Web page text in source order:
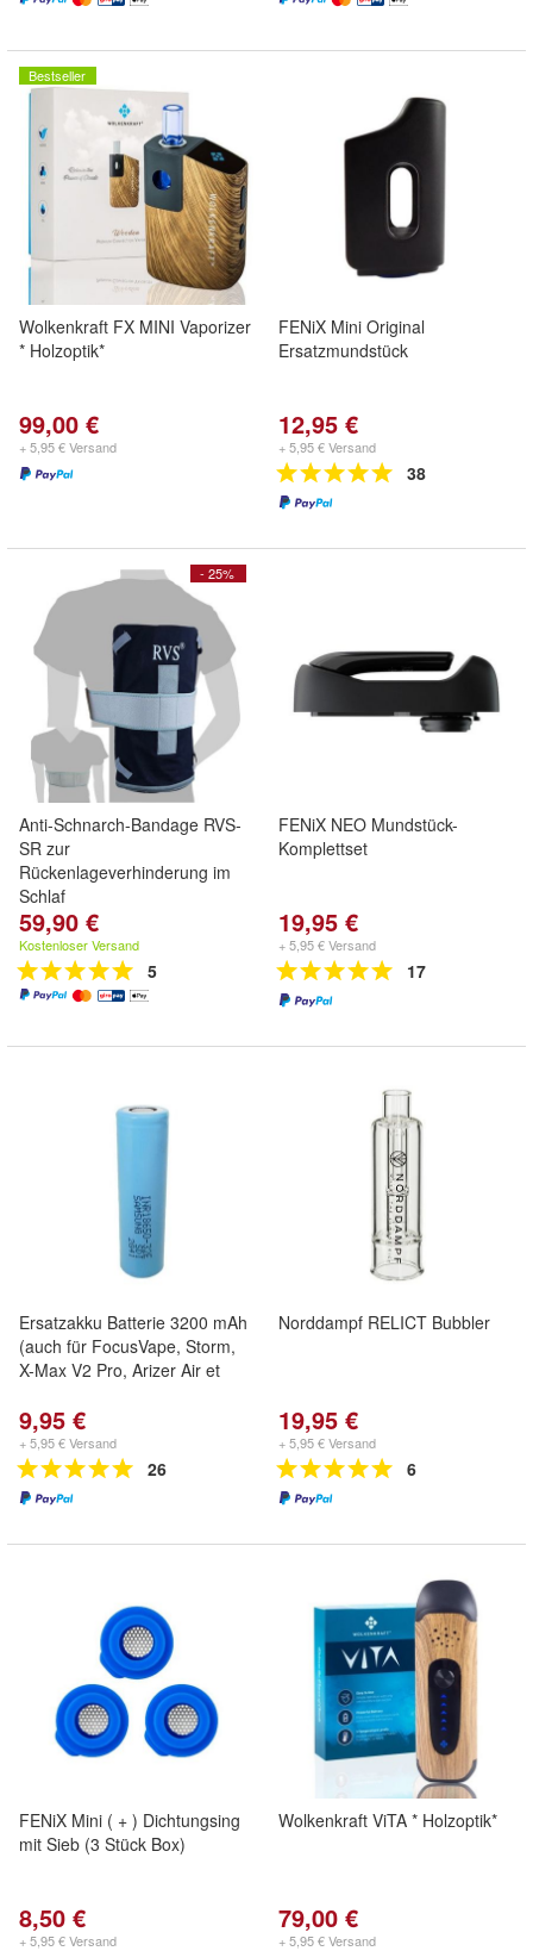
Bestseller
Wolkenkraft FX MINI Vaporizer
* Holzoptik*
99,00 €
+ 5,95 € Versand
FENiX Mini Original
Ersatzmundstück
12,95 €
+ 5,95 € Versand
38
- 25%
Anti-Schnarch-Bandage RVS-
SR zur
Rückenlageverhinderung im
Schlaf
59,90 €
Kostenloser Versand
5
FENiX NEO Mundstück-
Komplettset
19,95 €
+ 5,95 € Versand
17
Ersatzakku Batterie 3200 mAh
(auch für FocusVape, Storm,
X-Max V2 Pro, Arizer Air et
9,95 €
+ 5,95 € Versand
26
Norddampf RELICT Bubbler
19,95 €
+ 5,95 € Versand
6
FENiX Mini ( + ) Dichtungsing
mit Sieb (3 Stück Box)
8,50 €
+ 5,95 € Versand
Wolkenkraft ViTA * Holzoptik*
79,00 €
+ 5,95 € Versand